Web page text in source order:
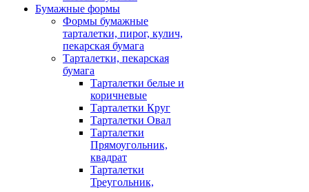
Бумажные формы
Формы бумажные
тарталетки, пирог, кулич,
пекарская бумага
Тарталетки, пекарская
бумага
Тарталетки белые и
коричневые
Тарталетки Круг
Тарталетки Овал
Тарталетки
Прямоугольник,
квадрат
Тарталетки
Треугольник,